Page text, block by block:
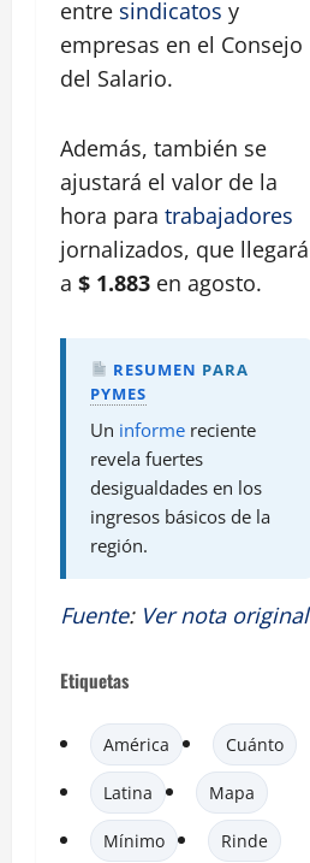
entre sindicatos y
empresas en el Consejo
del Salario.
Además, también se
ajustará el valor de la
hora para trabajadores
jornalizados, que llegará
a $ 1.883 en agosto.
RESUMEN PARA
PYMES
Un informe reciente
revela fuertes
desigualdades en los
ingresos básicos de la
región.
Fuente: Ver nota original
Etiquetas
América Cuánto
Latina Mapa
Mínimo Rinde